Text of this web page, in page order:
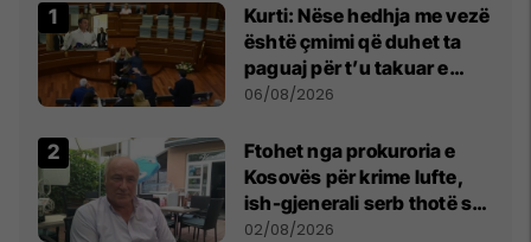
Kurti: Nëse hedhja me vezë
është çmimi që duhet ta
paguaj për t’u takuar e
bashkëbiseduar jam i
06/08/2026
Ftohet nga prokuroria e
Kosovës për krime lufte,
ish-gjenerali serb thotë se
dikush e tradhtoi në
02/08/2026